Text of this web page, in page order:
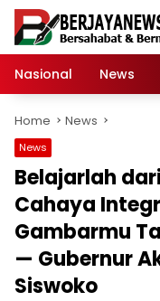
Skip
content
Nasional
News
Home News
News
Belajarlah
Cahaya
Gambarmu
— Gubernur
Siswoko